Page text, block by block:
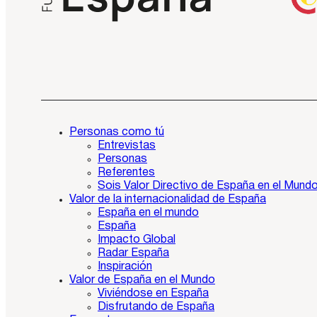
Personas como tú
Entrevistas
Personas
Referentes
Sois Valor Directivo de España en el
Valor de la internacionalidad de España
España en el mundo
España
Impacto Global
Radar España
Inspiración
Valor de España en el Mundo
Viviéndose en España
Disfrutando de España